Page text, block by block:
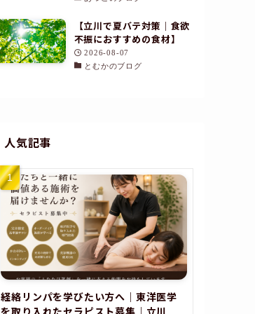
【立川で夏バテ対策｜食欲
不振におすすめの食材】
2026-08-07
とむかのブログ
人気記事
経絡リンパを学びたい方へ｜東洋医学
を取り入れたセラピスト募集｜立川